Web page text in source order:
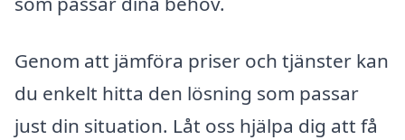
Genom att jämföra priser och tjänster kan
du enkelt hitta den lösning som passar
just din situation. Låt oss hjälpa dig att få